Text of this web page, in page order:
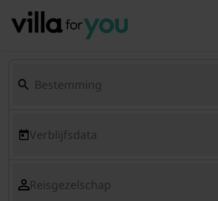
Verblijfsdata
Reisgezelschap